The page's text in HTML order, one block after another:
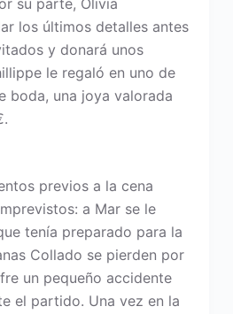
su parte, Olivia
los últimos detalles antes
y donará unos
le regaló en uno de
boda, una joya valorada
previos a la cena
a Mar se le
tenía preparado para la
Collado se pierden por
un pequeño accidente
el partido. Una vez en la